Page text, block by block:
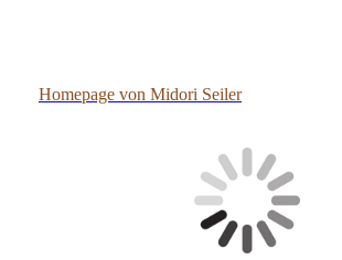
Homepage von Midori Seiler